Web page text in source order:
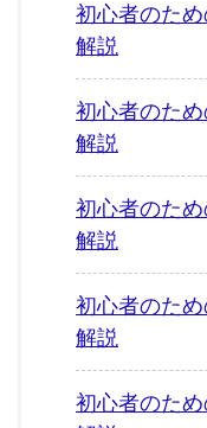
初心者のた
解説
初心者のた
解説
初心者のた
解説
初心者のた
解説
初心者のた